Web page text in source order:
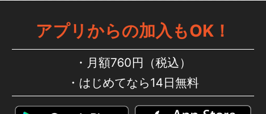
アプリからの加入もOK！
月額760円（税込）
はじめてなら14日無料